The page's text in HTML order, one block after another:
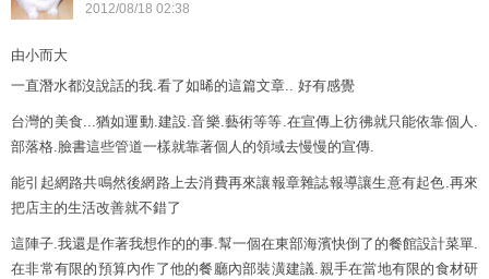
2012/08/18 02:38
由小而大
一直潛水都沒說話的我.看了如晞的這篇文章.. 好有感覺
台灣的美食...猶如運動.建設.音樂.藝術等等.在宣傳上彷彿就只能依靠個人.
部落格.臉書這些管道一樣就靠著個人的領域去慢慢的宣傳.
能引起網路共鳴然後網路上去消費再來讓報章雜誌報導讓生意有起色.再來
把店主的生活改善就不錯了
這陣子.我還是作著我想作的的事.幫一個在東部海濱快倒了的餐館設計菜單.
在非常有限的預算內作了他的餐廳內部裝潢建議.親手在當地有限的食材研